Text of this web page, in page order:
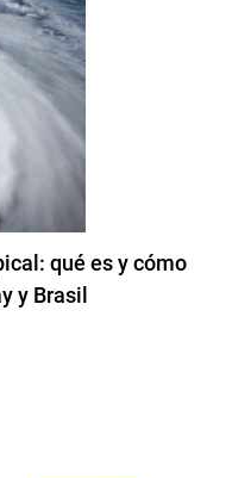
qué es y cómo
y Brasil